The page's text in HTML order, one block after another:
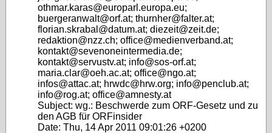
othmar.karas@europarl.europa.eu;
buergeranwalt@orf.at; thurnher@falter.at;
florian.skrabal@datum.at; diezeit@zeit.de;
redaktion@nzz.ch; office@medienverband.at;
kontakt@sevenoneintermedia.de;
kontakt@servustv.at; info@sos-orf.at;
maria.clar@oeh.ac.at; office@ngo.at;
infos@attac.at; hrwdc@hrw.org; info@penclub.at;
info@rog.at; office@amnesty.at
Subject: wg.: Beschwerde zum ORF-Gesetz und zu
den AGB für ORFinsider
Date: Thu, 14 Apr 2011 09:01:26 +0200